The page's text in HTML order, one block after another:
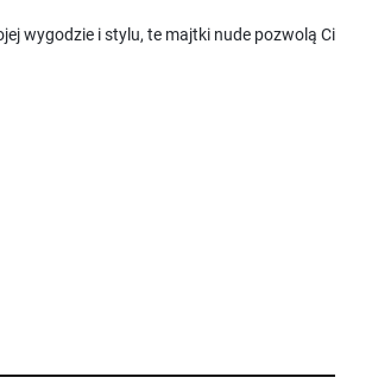
wygodzie i stylu, te majtki nude pozwolą Ci